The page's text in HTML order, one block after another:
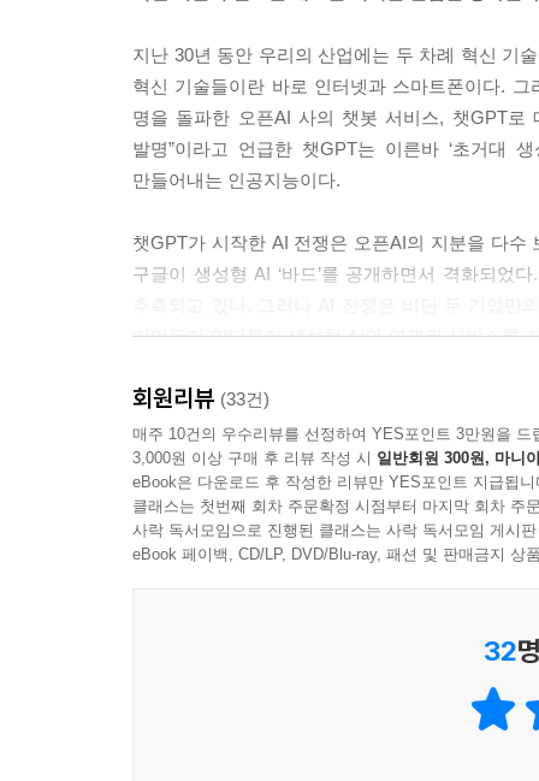
지난 30년 동안 우리의 산업에는 두 차례 혁신 기
혁신 기술들이란 바로 인터넷과 스마트폰이다.
명을 돌파한 오픈AI 사의 챗봇 서비스, 챗GPT로
발명”이라고 언급한 챗GPT는 이른바 ‘초거대
만들어내는 인공지능이다.
챗GPT가 시작한 AI 전쟁은 오픈AI의 지분을 다
구글이 생성형 AI ‘바드’를 공개하면서 격화되었
기업들이 앞다투어 생성형 AI와 연관된 서비스를
인터넷은 아마존을 비롯한 수많은 온라인 기업
생태계를 만들어냈다. 혁신 기술이 만드는 새로
맞는 경험들을 제공하며 시장 전체를 지배하는 거
새로운 아마존, 카카오가 될 승자는 누가 될 것인가
만족시키고 새로운 슈퍼스타가 될 기업은 누구
회원리뷰 (33건)
매주 10건의 우수리뷰를 선정하여 YES포인트 3만원을 드
3,000원 이상 구매 후 리뷰 작성 시 일반회원 300원, 마니
eBook은 다운로드 후 작성한 리뷰만 YES포인트 지급됩니
클래스는 첫번째 회차 주문확정 시점부터 마지막 회차 주
사락 독서모임으로 진행된 클래스는 사락 독서모임 게시
eBook 페이백, CD/LP, DVD/Blu-ray, 패션 및 판매금지 상
32